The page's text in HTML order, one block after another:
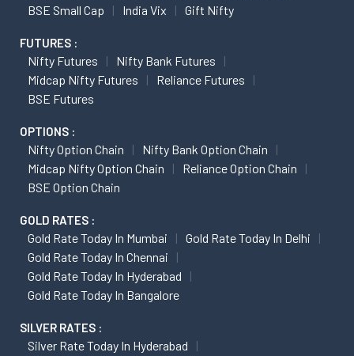
BSE Small Cap
India Vix Gift Nifty
FUTURES :
Nifty Futures
Nifty Bank Futures
Midcap Nifty Futures
Reliance Futures
BSE Futures
OPTIONS :
Nifty Option Chain
Nifty Bank Option Chain
Midcap Nifty Option Chain
Reliance Option Chain
BSE Option Chain
GOLD RATES :
Gold Rate Today In Mumbai
Gold Rate Today In Delhi
Gold Rate Today In Chennai
Gold Rate Today In Hyderabad
Gold Rate Today In Bangalore
SILVER RATES :
Silver Rate Today In Hyderabad